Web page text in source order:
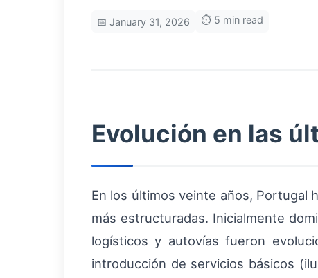
📅 January 31, 2026 ⏱️ 5 min read
Evolución en las
En los últimos veinte años, Portugal
más estructuradas. Inicialmente
logísticos y autovías fueron
introducción de servicios básicos